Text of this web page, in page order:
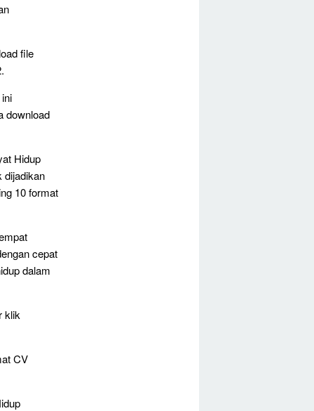
file
download
Hidup
dijadikan
10 format
cepat
dalam
klik
CV